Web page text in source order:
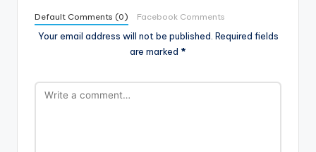
Default Comments (0) Facebook Comments
Your email address will not be published. Required fields
are marked *